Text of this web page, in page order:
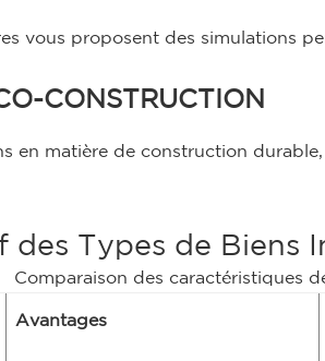
vous proposent des simulations
CONSTRUCTION
en matière de construction
des Types de Biens
Comparaison des caractéristiques
Avantages